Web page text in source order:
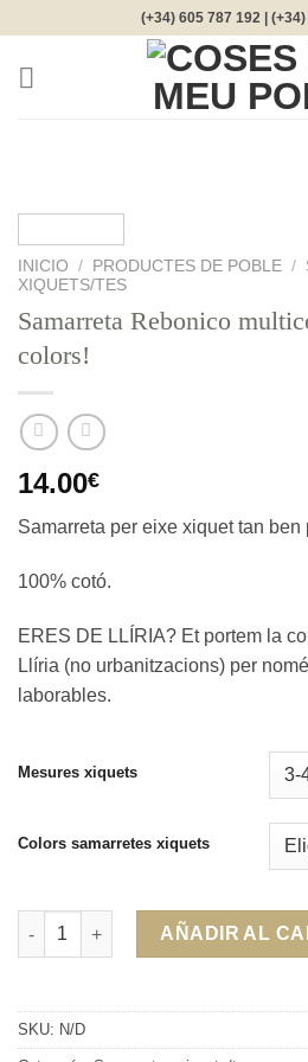
contenido
(+34) 605 787 192 |
INICIO / PRODUCTES DE POBLE /
XIQUETS/TES
Samarreta Rebonico
colors!
14.00€
Samarreta per eixe xiquet tan ben
100% cotó.
ERES DE LLÍRIA? Et portem la
Llíria (no urbanitzacions) per
laborables.
Mesures xiquets
Colors samarretes xiquets
Samarreta Rebonico multicolor,
AÑADIR AL
SKU: N/D